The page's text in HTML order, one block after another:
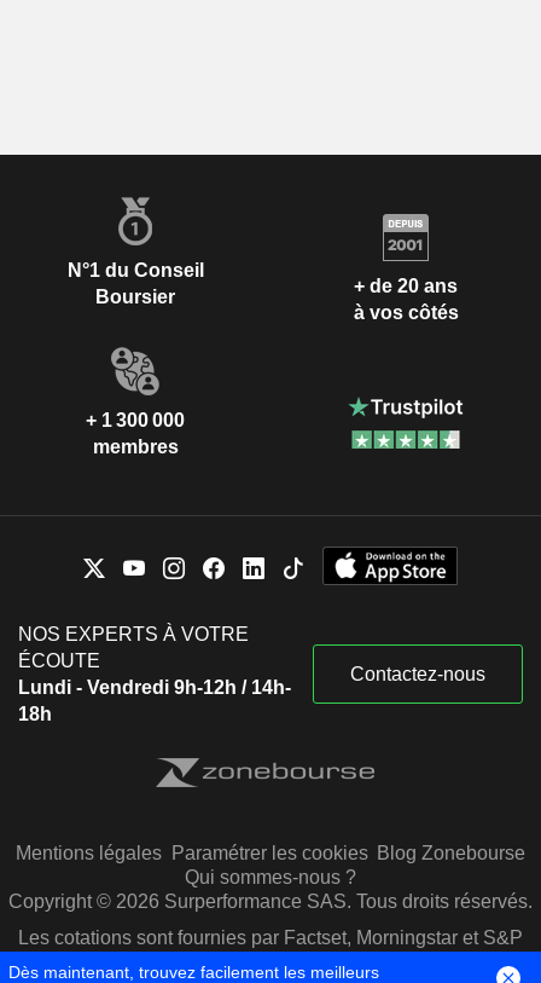
N°1 du Conseil
Boursier
+ de 20 ans
à vos côtés
+ 1 300 000
membres
NOS EXPERTS À VOTRE
ÉCOUTE
Lundi - Vendredi 9h-12h / 14h-
18h
Contactez-nous
Mentions légales Paramétrer les cookies Blog Zonebourse
Qui sommes-nous ?
Copyright © 2026 Surperformance SAS. Tous droits réservés.
Les cotations sont fournies par Factset, Morningstar et S&P
Capital IQ
Dès maintenant, trouvez facilement les meilleurs